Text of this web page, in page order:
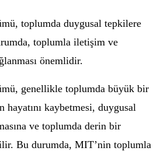
toplumda duygusal tepkilere
toplumla iletişim ve
önemlidir.
genellikle toplumda büyük bir
hayatını kaybetmesi, duygusal
ve toplumda derin bir
Bu durumda, MIT’nin toplumla